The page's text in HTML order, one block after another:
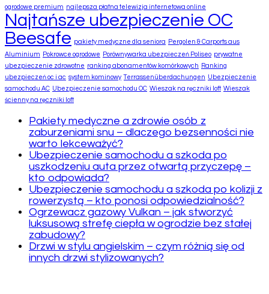
ogrodowe premium najlepsza płatna telewizja internetowa online
Najtańsze ubezpieczenie OC
Beesafe pakiety medyczne dla seniora
Pergolen & Carports aus
Aluminium
Pokrowce ogrodowe Porównywarka ubezpieczeń Poliseo prywatne
ubezpieczenie zdrowotne ranking abonamentów komórkowych
Ranking
ubezpieczeń oc i ac system kominowy Terrassenüberdachungen Ubezpieczenie
samochodu AC Ubezpieczenie samochodu OC Wieszak na ręczniki loft Wieszak
ścienny na ręczniki loft
Pakiety medyczne a zdrowie osób z
zaburzeniami snu – dlaczego bezsenności nie
warto lekceważyć?
Ubezpieczenie samochodu a szkoda po
uszkodzeniu auta przez otwartą przyczepę –
kto odpowiada?
Ubezpieczenie samochodu a szkoda po kolizji z
rowerzystą – kto ponosi odpowiedzialność?
Ogrzewacz gazowy Vulkan – jak stworzyć
luksusową strefę ciepła w ogrodzie bez stałej
zabudowy?
Drzwi w stylu angielskim – czym różnią się od
innych drzwi stylizowanych?